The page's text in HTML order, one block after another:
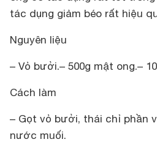
tác dụng giảm béo rất hiệu
Nguyên liệu
– Vỏ bưởi.– 500g mật ong.–
Cách làm
– Gọt vỏ bưởi, thái chỉ phần
nước muối.